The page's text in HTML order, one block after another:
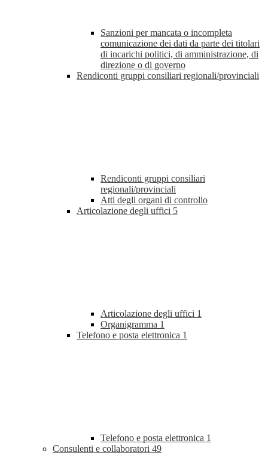
Sanzioni per mancata o incompleta
comunicazione dei dati da parte dei titolari
di incarichi politici, di amministrazione, di
direzione o di governo
Rendiconti gruppi consiliari regionali/provinciali
Rendiconti gruppi consiliari
regionali/provinciali
Atti degli organi di controllo
Articolazione degli uffici 5
Articolazione degli uffici 1
Organigramma 1
Telefono e posta elettronica 1
Telefono e posta elettronica 1
Consulenti e collaboratori 49